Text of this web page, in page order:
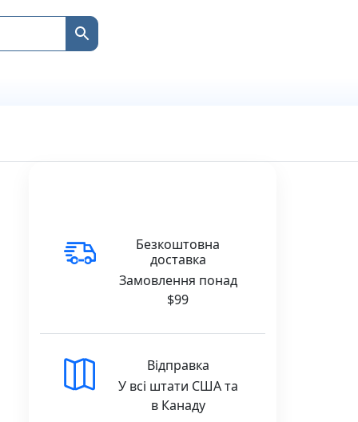
Безкоштовна
доставка
Замовлення понад
$99
Відправка
У всі штати США та
в Канаду